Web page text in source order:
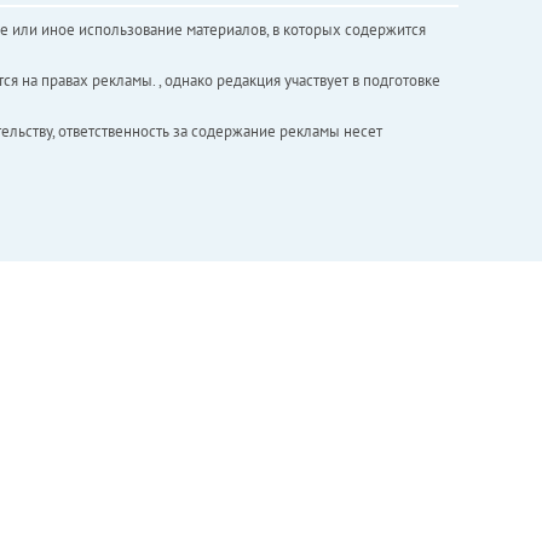
иное использование материалов, в которых содержится
правах рекламы. , однако редакция участвует в подготовке
ответственность за содержание рекламы несет